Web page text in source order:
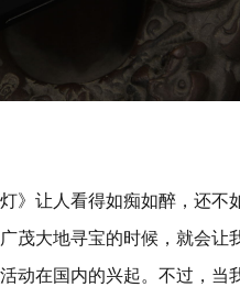
》让人看得如痴如醉，还不
茂大地寻宝的时候，就会让
动在国内的兴起。不过，当